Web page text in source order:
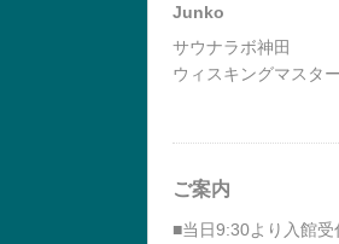
Junko
サウナラボ神田
ウィスキングマスター
ご案内
■当日9:30より入館受